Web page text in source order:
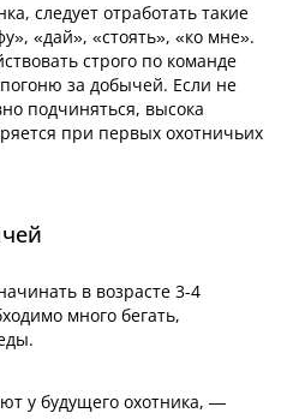
следует отработать такие
«дай», «стоять», «ко мне».
строго по команде
за добычей. Если не
подчиняться, высока
при первых охотничьих
в возрасте 3-4
много бегать,
у будущего охотника, —